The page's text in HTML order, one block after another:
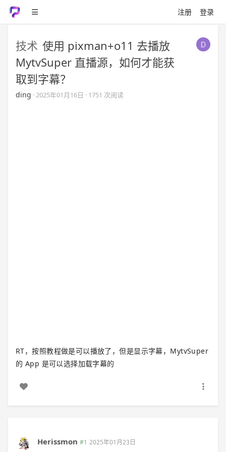
注册 登录
技术 使用 pixman+o11 去播放
MytvSuper 直播源，如何才能获
取到字幕？
ding ·2025年01月16日 · 1751 次阅读
RT，按照教程做是可以播放了，但是显示字幕，MytvSuper
的 App 是可以选择加载字幕的
Herissmon #1 2025年01月23日